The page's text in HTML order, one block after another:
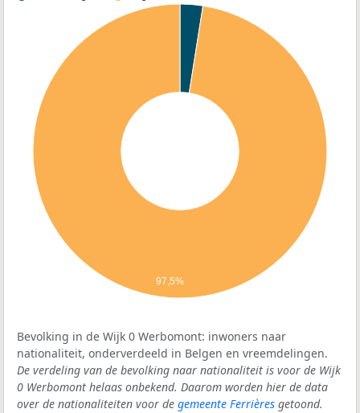
97,5%
Bevolking in de Wijk 0 Werbomont: inwoners naar
nationaliteit, onderverdeeld in Belgen en vreemdelingen.
De verdeling van de bevolking naar nationaliteit is voor de Wijk
0 Werbomont helaas onbekend. Daarom worden hier de data
over de nationaliteiten voor de gemeente Ferrières getoond.